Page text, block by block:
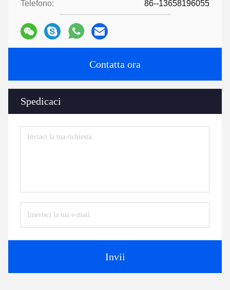
Telefono: 86--13658196055
Contatta ora
Spedicaci
Invii